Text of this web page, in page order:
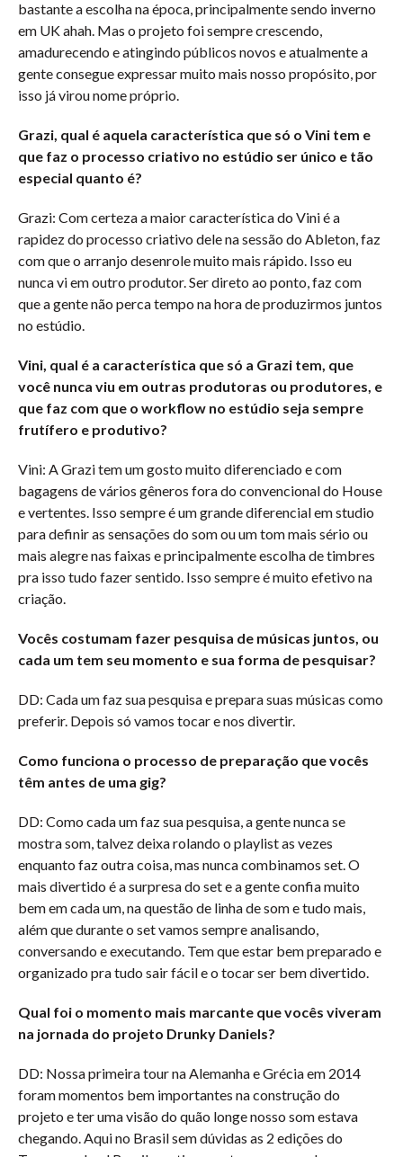
bastante a escolha na época, principalmente sendo inverno
em UK ahah. Mas o projeto foi sempre crescendo,
amadurecendo e atingindo públicos novos e atualmente a
gente consegue expressar muito mais nosso propósito, por
isso já virou nome próprio.
Grazi, qual é aquela característica que só o Vini tem e
que faz o processo criativo no estúdio ser único e tão
especial quanto é?
Grazi: Com certeza a maior característica do Vini é a
rapidez do processo criativo dele na sessão do Ableton, faz
com que o arranjo desenrole muito mais rápido. Isso eu
nunca vi em outro produtor. Ser direto ao ponto, faz com
que a gente não perca tempo na hora de produzirmos juntos
no estúdio.
Vini, qual é a característica que só a Grazi tem, que
você nunca viu em outras produtoras ou produtores, e
que faz com que o workflow no estúdio seja sempre
frutífero e produtivo?
Vini: A Grazi tem um gosto muito diferenciado e com
bagagens de vários gêneros fora do convencional do House
e vertentes. Isso sempre é um grande diferencial em studio
para definir as sensações do som ou um tom mais sério ou
mais alegre nas faixas e principalmente escolha de timbres
pra isso tudo fazer sentido. Isso sempre é muito efetivo na
criação.
Vocês costumam fazer pesquisa de músicas juntos, ou
cada um tem seu momento e sua forma de pesquisar?
DD: Cada um faz sua pesquisa e prepara suas músicas como
preferir. Depois só vamos tocar e nos divertir.
Como funciona o processo de preparação que vocês
têm antes de uma gig?
DD: Como cada um faz sua pesquisa, a gente nunca se
mostra som, talvez deixa rolando o playlist as vezes
enquanto faz outra coisa, mas nunca combinamos set. O
mais divertido é a surpresa do set e a gente confia muito
bem em cada um, na questão de linha de som e tudo mais,
além que durante o set vamos sempre analisando,
conversando e executando. Tem que estar bem preparado e
organizado pra tudo sair fácil e o tocar ser bem divertido.
Qual foi o momento mais marcante que vocês viveram
na jornada do projeto Drunky Daniels?
DD: Nossa primeira tour na Alemanha e Grécia em 2014
foram momentos bem importantes na construção do
projeto e ter uma visão do quão longe nosso som estava
chegando. Aqui no Brasil sem dúvidas as 2 edições do